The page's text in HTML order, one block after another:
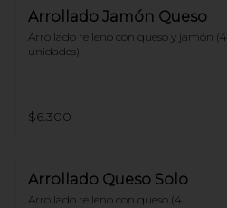
Arrollado Jamón Queso
Arrollado relleno con queso y jamón (4
unidades)
$6.300
Arrollado Queso Solo
Arrollado relleno con queso (4